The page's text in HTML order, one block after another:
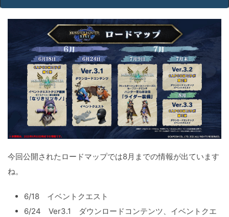
今回公開されたロードマップでは8月までの情報が出ています
ね。
6/18 イベントクエスト
6/24 Ver3.1 ダウンロードコンテンツ、イベントクエ